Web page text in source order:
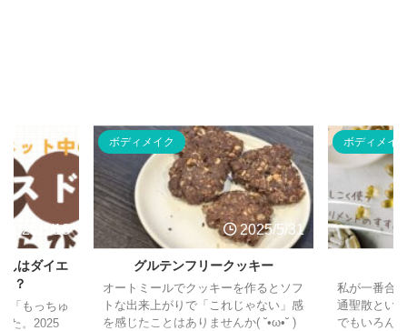
2026/5/18
んはダイエ
？
「もっちゅ
た。2025
ボディメイク
2025/5/31
グルテンフリークッキー
オートミールでクッキーを作るとソフ
トな出来上がりで「これじゃない」感
を感じたことはありませんか( ˘•ω•˘ )
ボディメイ
私が一番合
通聖散とい
でもいろん